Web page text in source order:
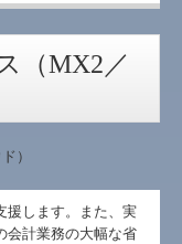
（MX2／
援します。また、実
会計業務の大幅な省